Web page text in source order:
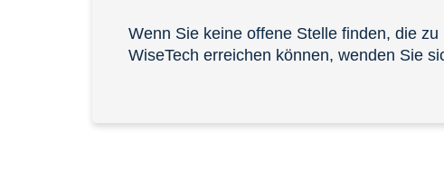
Wenn Sie keine offene Stelle finden, die
WiseTech erreichen können, wenden Sie